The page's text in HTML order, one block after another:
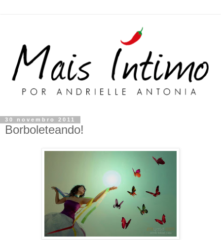
30 novembro 2011
Borboleteando!